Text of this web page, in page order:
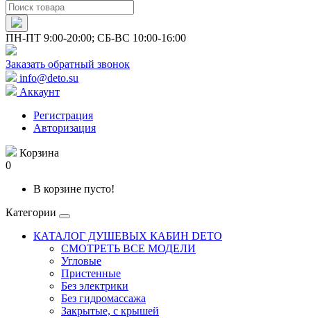
ПН-ПТ 9:00-20:00; СБ-ВС 10:00-16:00
Заказать обратный звонок
info@deto.su
Аккаунт
Регистрация
Авторизация
Корзина
0
В корзине пусто!
Категории
КАТАЛОГ ДУШЕВЫХ КАБИН DETO
СМОТРЕТЬ ВСЕ МОДЕЛИ
Угловые
Пристенные
Без электрики
Без гидромассажа
Закрытые, с крышей